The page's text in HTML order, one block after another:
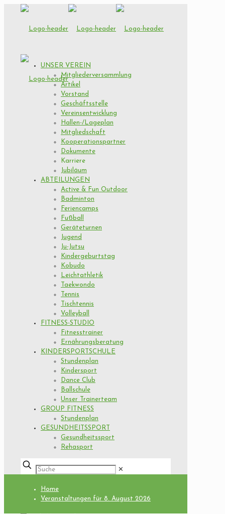
UNSER VEREIN
Mitgliederversammlung
Artikel
Vorstand
Geschäftsstelle
Vereinsentwicklung
Hallen-/Lageplan
Mitgliedschaft
Kooperationspartner
Dokumente
Karriere
Jubiläum
ABTEILUNGEN
Active & Fun Outdoor
Badminton
Feriencamps
Fußball
Geräteturnen
Jugend
Ju-Jutsu
Kindergeburtstag
Kobudo
Leichtathletik
Taekwondo
Tennis
Tischtennis
Volleyball
FITNESS-STUDIO
Fitnesstrainer
Ernährungsberatung
KINDERSPORTSCHULE
Stundenplan
Kindersport
Dance Club
Ballschule
Unser Trainerteam
GROUP FITNESS
Stundenplan
GESUNDHEITSSPORT
Gesundheitssport
Rehasport
✕
Home
Veranstaltungen für 8. August 2026